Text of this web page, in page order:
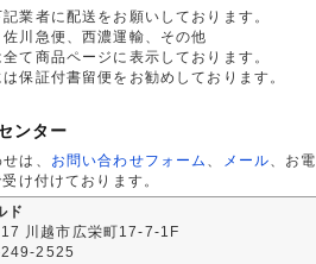
業者に配送をお願いしております。
佐川急便、西濃運輸、その他
て商品ページに表示しております。
保証付書留便をお勧めしております。
ンター
は、 お問い合わせフォーム メール 、お電
け付けております。
ド
川越市広栄町17-7-1F
2525